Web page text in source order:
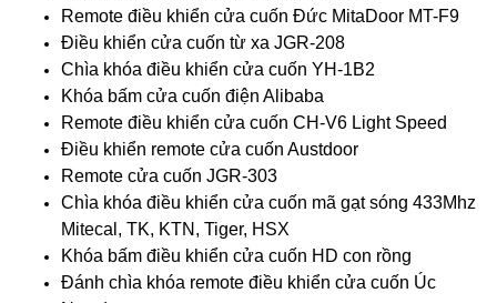
Remote điều khiển cửa cuốn Đức MitaDoor MT-F9
Điều khiển cửa cuốn từ xa JGR-208
Chìa khóa điều khiển cửa cuốn YH-1B2
Khóa bấm cửa cuốn điện Alibaba
Remote điều khiển cửa cuốn CH-V6 Light Speed
Điều khiển remote cửa cuốn Austdoor
Remote cửa cuốn JGR-303
Chìa khóa điều khiển cửa cuốn mã gạt sóng 433Mhz
Mitecal, TK, KTN, Tiger, HSX
Khóa bấm điều khiển cửa cuốn HD con rồng
Đánh chìa khóa remote điều khiển cửa cuốn Úc